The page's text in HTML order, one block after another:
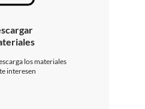
los materiales
interesen